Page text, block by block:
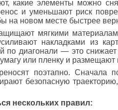
какие элементы можно
и уменьшают риск
на новом месте быстрее
мягкими
накладками из
по диагонали — это
или пленку и
поэтапно. Сначала
безопасную
нескольких правил: